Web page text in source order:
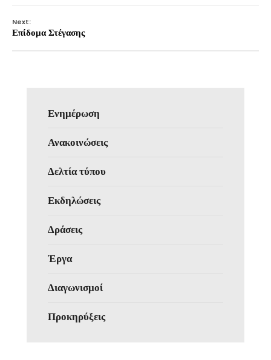
Next:
Επίδομα Στέγασης
Ενημέρωση
Ανακοινώσεις
Δελτία τύπου
Εκδηλώσεις
Δράσεις
Έργα
Διαγωνισμοί
Προκηρύξεις